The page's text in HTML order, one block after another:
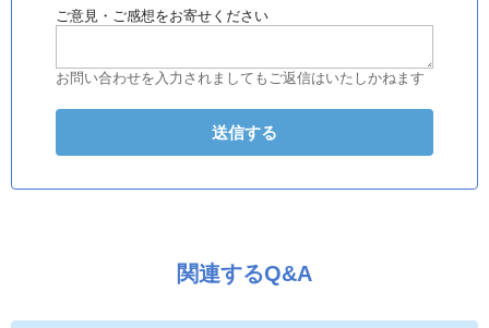
ご意見・ご感想をお寄せください
お問い合わせを入力されましてもご返信はいたしかねます
関連するQ&A